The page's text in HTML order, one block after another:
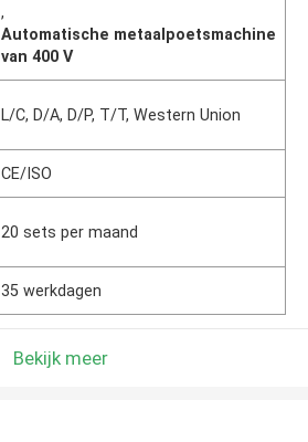
,
Automatische metaalpoetsmachine
van 400 V
L/C, D/A, D/P, T/T, Western Union
CE/ISO
20 sets per maand
35 werkdagen
Bekijk meer